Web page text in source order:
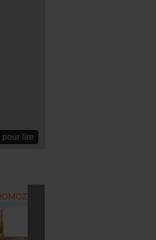
pour lire